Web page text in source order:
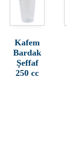
Kafem
Bardak
Şeffaf
250 cc